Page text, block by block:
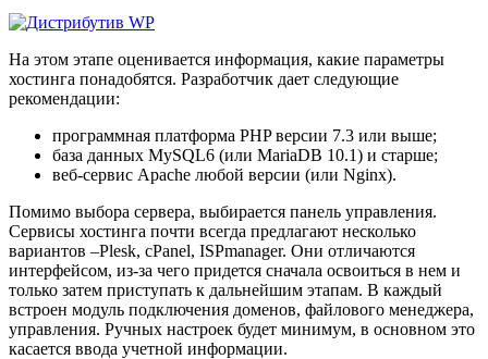
На этом этапе оценивается информация, какие параметры
хостинга понадобятся. Разработчик дает следующие
рекомендации:
программная платформа PHP версии 7.3 или выше;
база данных MySQL6 (или MariaDB 10.1) и старше;
веб-сервис Apache любой версии (или Nginx).
Помимо выбора сервера, выбирается панель управления.
Сервисы хостинга почти всегда предлагают несколько
вариантов –Plesk, cPanel, ISPmanager. Они отличаются
интерфейсом, из-за чего придется сначала освоиться в нем и
только затем приступать к дальнейшим этапам. В каждый
встроен модуль подключения доменов, файлового менеджера,
управления. Ручных настроек будет минимум, в основном это
касается ввода учетной информации.